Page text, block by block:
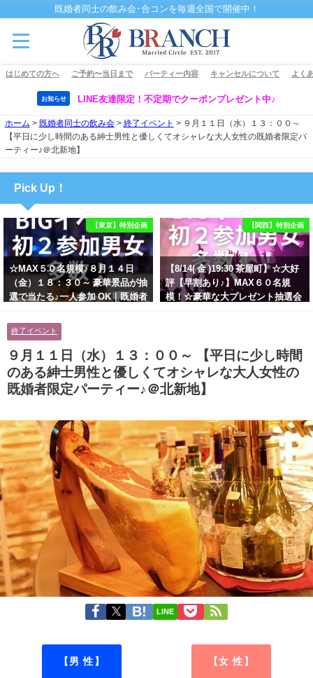
既婚者同士の飲み会･合コンを毎週全国で開催中！
はじめての方へ ご予約〜当日まで パーティー内容 キャンセルについて よく
お知らせ LINE友達限定！不定期でクーポンプレゼント中♪
ホーム > 既婚者同士の飲み会> 終了イベント > ９月１１日（水）１３：００～
【平日に少し時間のある紳士男性と優しくてオシャレな大人女性の既婚者限定パ
ーティー♪＠北新地】
Pick Up！
【東京】特別企画
☆MAX５０名規模♪８月１４日
（金）１８：３０～ 豪華景品が抽
選で当たる♪一人参加 OK｜既婚者
に余裕のある健康的なオシャレ男
性と美容好きで優しさのある大人
女性の既婚者限定ビッグパーティ
ー♪＠池袋】
【関西】特別企画
【8/14( 金 )19:30 茶屋町】☆大好
評【早割あり♪】MAX６０名規
模！☆豪華な大プレゼント抽選会
ティー♪＠茶屋町】
終了イベント
９月１１日（水）１３：００～ 【平日に少し時間
のある紳士男性と優しくてオシャレな大人女性の
既婚者限定パーティー♪＠北新地】
LINE
【男 性】 【女 性】